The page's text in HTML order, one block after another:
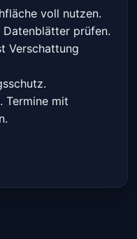
voll nutzen.
Datenblätter prüfen.
Verschattung
Termine mit